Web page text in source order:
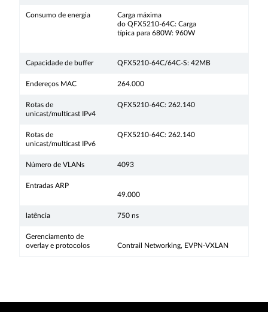
Consumo de energia
Carga máxima
do QFX5210-64C: Carga
típica para 680W: 960W
Capacidade de buffer QFX5210-64C/64C-S: 42MB
Endereços MAC 264.000
Rotas de
unicast/multicast IPv4
QFX5210-64C: 262.140
Rotas de
unicast/multicast IPv6
QFX5210-64C: 262.140
Número de VLANs 4093
Entradas ARP
49.000
latência 750 ns
Gerenciamento de
overlay e protocolos
Contrail Networking, EVPN-VXLAN